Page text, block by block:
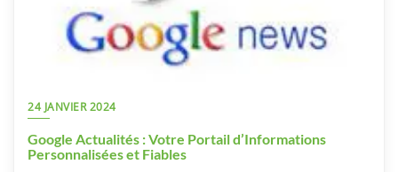
24 JANVIER 2024
Google Actualités : Votre Portail d’Informations
Personnalisées et Fiables